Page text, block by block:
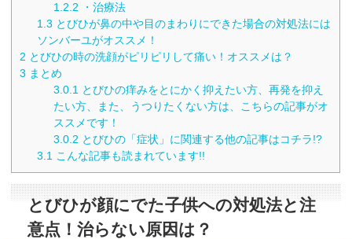
1.2.2 ・治療法
1.3 とびひが鼻の中や目のまわりにできた場合の対処法には
ソンバーユがオススメ！
2 とびひの時の洗顔がピリピリして痛い！オススメは？
3 まとめ
3.0.1 とびひの痒みをとにかく抑えたい方、再発を抑え
たい方、また、うつりたくない方は、こちらの記事がオ
ススメです！
3.0.2 とびひの「症状」に関連する他の記事はコチラ!?
3.1 こんな記事も読まれています!!
とびひが顔にでた子供への対処法と注
意点！治らない原因は？